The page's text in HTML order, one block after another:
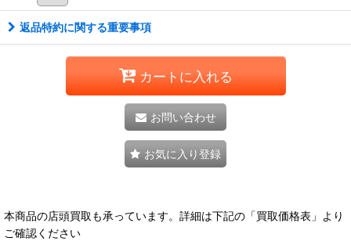
返品特約に関する重要事項
カートに入れる
お問い合わせ
お気に入り登録
本商品の店頭買取も承っています。詳細は下記の「買取価格表」より
ご確認ください